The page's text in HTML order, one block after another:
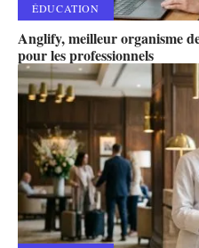
ÉDUCATION
Anglify, meilleur organisme
pour les professionnels